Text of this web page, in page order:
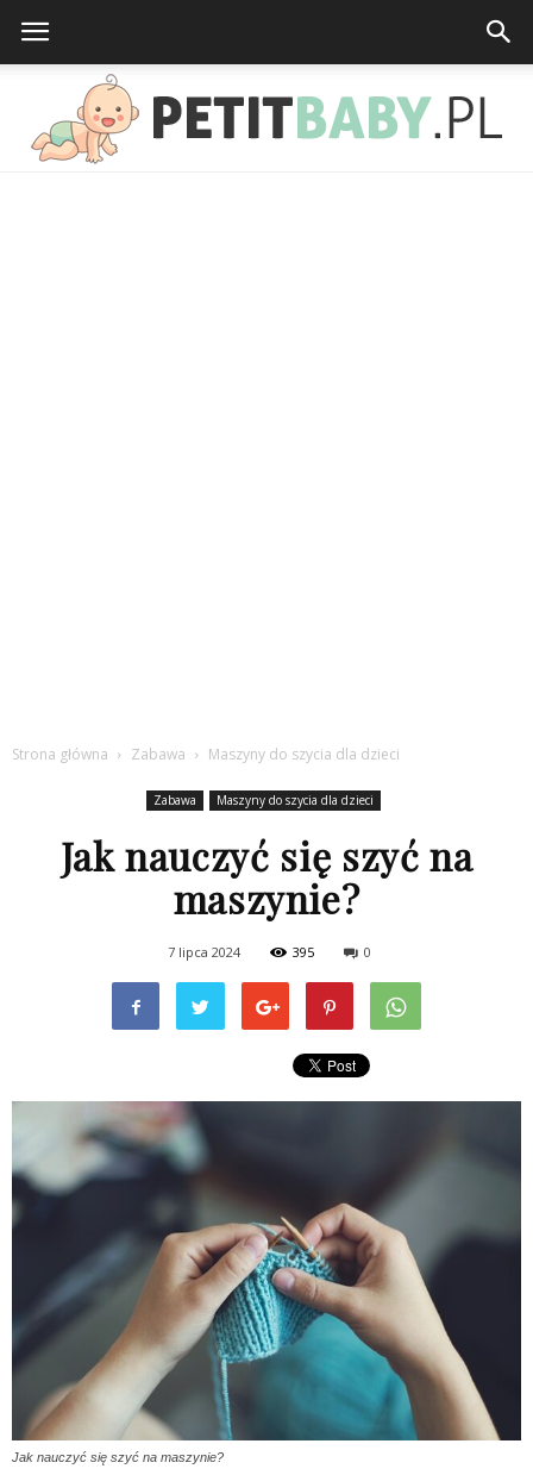
Strona główna Zabawa Maszyny do szycia dla dzieci
Zabawa Maszyny do szycia dla dzieci
Jak nauczyć się szyć na
maszynie?
7 lipca 2024 395 0
Jak nauczyć się szyć na maszynie?